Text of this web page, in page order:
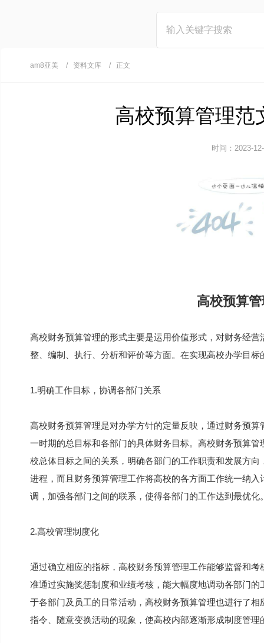
am8亚美 资料文库 正文
高校预算管理范
时间：2023-
高校预算
高校财务预算管理的形式主要是运用价值形式，对财务经
整、编制、执行、分析和评价等方面。在实现高校办学目
1.明确工作目标，协调各部门关系
高校财务预算管理是对办学方针的定量反映，通过财务预
一时期的总目标和各部门的具体财务目标。高校财务预算
校总体目标之间的关系，明确各部门的工作职责和发展方
进程，而且财务预算管理工作将高校的各方面工作统一纳
调，加强各部门之间的联系，使得各部门的工作达到最优化
2.高校管理制度化
通过确立相应的指标，高校财务预算管理工作能够监督和
准通过实施奖惩制度和业绩考核，能大幅度地调动各部门
于各部门及员工的日常活动，高校财务预算管理也进行了
指令、随意变换活动的现象，使高校内部逐渐形成制度管理